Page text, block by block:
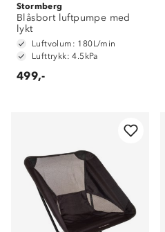
Stormberg
Blåsbort luftpumpe med
lykt
Luftvolum: 180L/min
Lufttrykk: 4.5kPa
499,-